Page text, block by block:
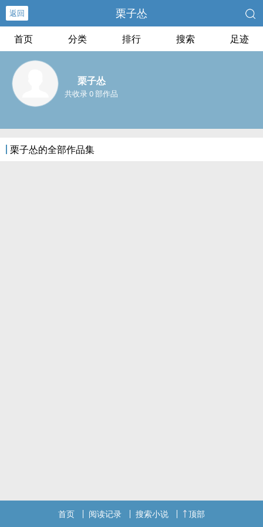
返回 栗子怂
首页 分类 排行 搜索 足迹
栗子怂
共收录 0 部作品
栗子怂的全部作品集
首页 阅读记录 搜索小说 顶部